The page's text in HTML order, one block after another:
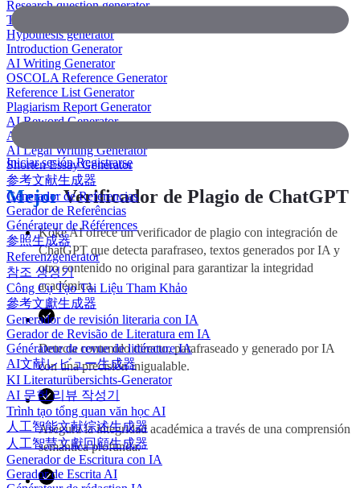
Research question generator
Thesis paragraph generator
Hypothesis generator
Introduction Generator
AI Writing Generator
OSCOLA Reference Generator
Reference List Generator
Plagiarism Report Generator
AI Reword Generator
AI Bullet Point Generator
AI Legal Writing Generator
Shorten Essay Generator
参考文献生成器
Generador de Referencias
Gerador de Referências
Générateur de Références
参照生成器
Referenzgenerator
참조 생성기
Công Cụ Tạo Tài Liệu Tham Khảo
參考文獻生成器
Generador de revisión literaria con IA
Gerador de Revisão de Literatura em IA
Générateur de revue de littérature IA
AI文献レビュー生成器
KI Literaturübersichts-Generator
AI 문헌 리뷰 작성기
Trình tạo tổng quan văn học AI
人工智能文献综述生成器
人工智慧文獻回顧生成器
Generador de Escritura con IA
Gerador de Escrita AI
Iniciar sesiónRegistrarse
MejorVerificador de Plagio de ChatGPT
Koke AI ofrece un verificador de plagio con integración de
ChatGPT que detecta parafraseo, textos generados por IA y
otro contenido no original para garantizar la integridad
académica.
Detecta contenido directo, parafraseado y generado por IA
con una precisión inigualable.
Asegura la integridad académica a través de una comprensión
semántica profunda.